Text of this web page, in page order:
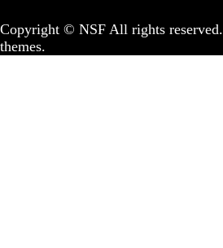
Copyright © NSF All rights reserved.
themes.